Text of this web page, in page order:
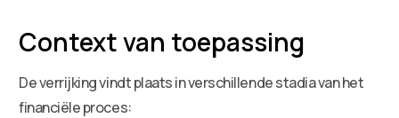
Context van toepassing
De verrijking vindt plaats in verschillende stadia van het
financiële proces: